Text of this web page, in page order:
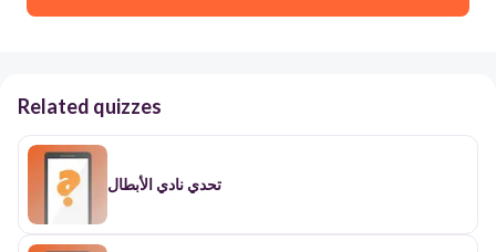
Related quizzes
تحدي نادي الأبطال